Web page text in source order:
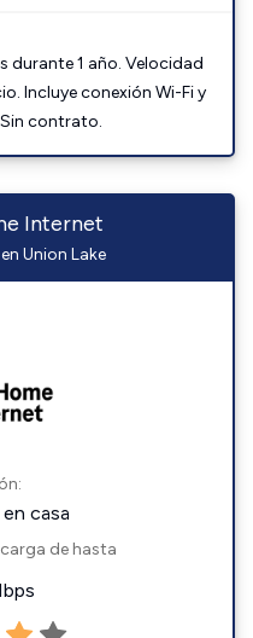
durante 1 año. Velocidad
Incluye conexión Wi-Fi y
contrato.
Internet
Union Lake
casa
de hasta